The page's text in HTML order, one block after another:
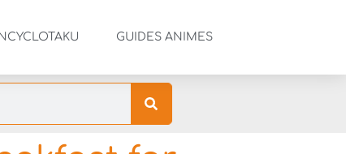
GUIDES ANIMES